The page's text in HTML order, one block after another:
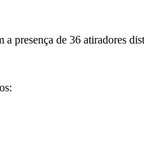
presença de 36 atiradores